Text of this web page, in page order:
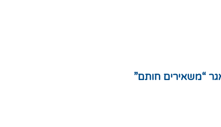
“משאירים חותם”